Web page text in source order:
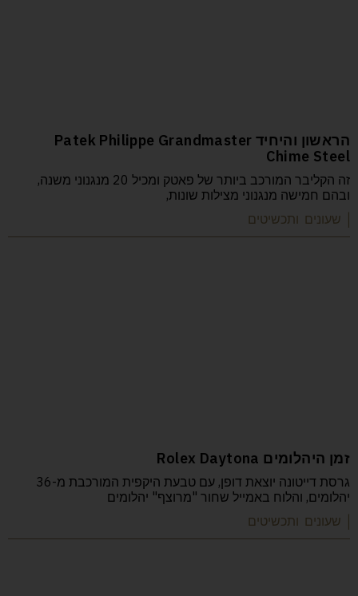
הראשון והיחיד Patek Philippe Grandmaster
Chime Steel
זה הקליבר המורכב ביותר של פאטק ומכיל 20 מנגנוני משנה,
ובהם חמישה מנגנוני מצילות שונות,
| שעונים ותכשיטים
זמן היהלומים Rolex Daytona
גרסת דייטונה יוצאת דופן, עם טבעת היקפית המורכבת מ-36
יהלומים, והלוח באמייל שחור "מרוצף" יהלומים
| שעונים ותכשיטים